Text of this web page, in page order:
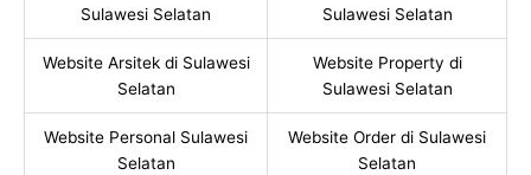
Sulawesi Selatan
Sulawesi Selatan
Website Arsitek di Sulawesi
Selatan
Website Property di
Sulawesi Selatan
Website Personal Sulawesi
Selatan
Website Order di Sulawesi
Selatan